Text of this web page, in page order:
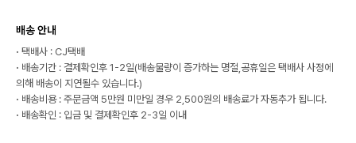
배송 안내
· 택배사 : CJ택배
· 배송기간 : 결제확인후 1-2일(배송물량이 증가하는 명절,공휴일은 택배사 사정에
의해 배송이 지연될수 있습니다.)
· 배송비용 : 주문금액 5만원 미만일 경우 2,500원의 배송료가 자동추가 됩니다.
· 배송확인 : 입금 및 결제확인후 2-3일 이내